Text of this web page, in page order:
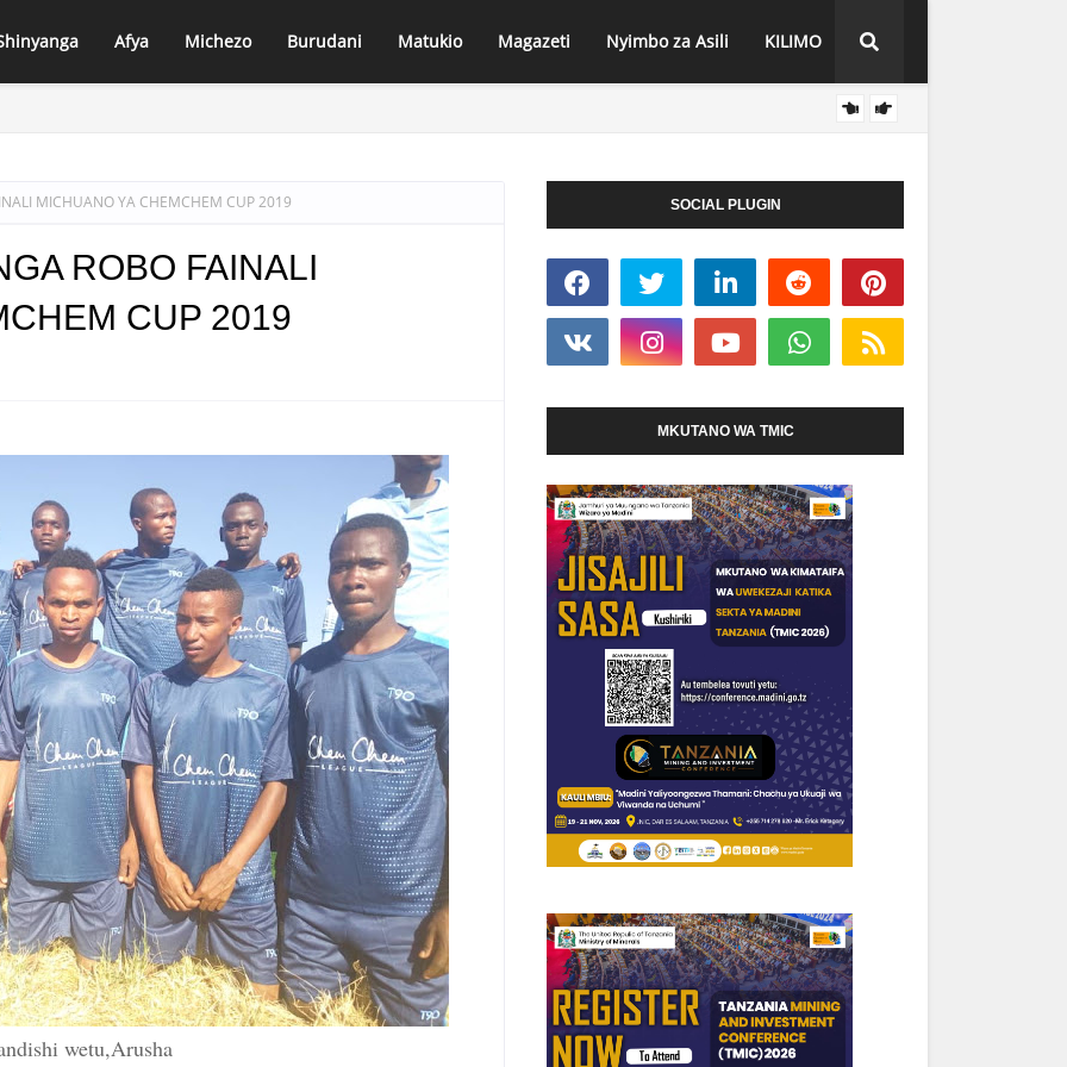
Afya Michezo Burudani Matukio Magazeti Nyimbo za Asili KILIMO
MICHUANO YA CHEMCHEM CUP 2019
ROBO FAINALI
CUP 2019
wetu,Arusha
SOCIAL PLUGIN
MKUTANO WA TMIC